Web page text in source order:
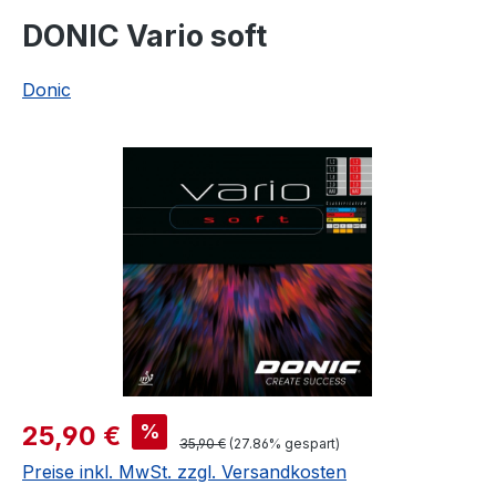
DONIC Vario soft
Donic
Verkaufspreis:
25,90 € % Regulärer Preis:
35,90 € (27.86% gespart)
Preise inkl. MwSt. zzgl. Versandkosten